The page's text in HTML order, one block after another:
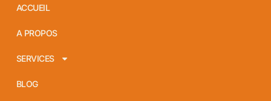
ACCUEIL
A PROPOS
SERVICES
BLOG